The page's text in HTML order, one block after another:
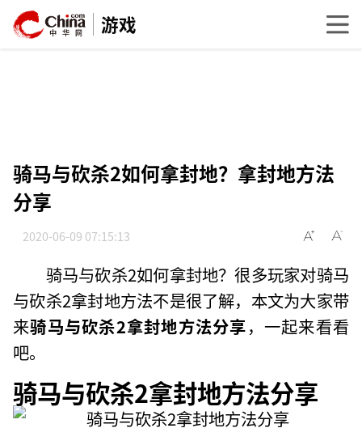
游戏
骑马与砍杀2如何拿封地？拿封地方法
分享
2020-06-09 07:15:13
骑马与砍杀2如何拿封地？很多玩家对骑马
与砍杀2拿封地方法不是很了解，本文为大家带
来骑马与砍杀2拿封地方法分享，一起来看看
吧。
骑马与砍杀2拿封地方法分享